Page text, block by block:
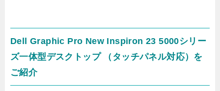
Dell Graphic Pro New Inspiron 23 5000シリー
ズ一体型デスクトップ （タッチパネル対応）を
ご紹介